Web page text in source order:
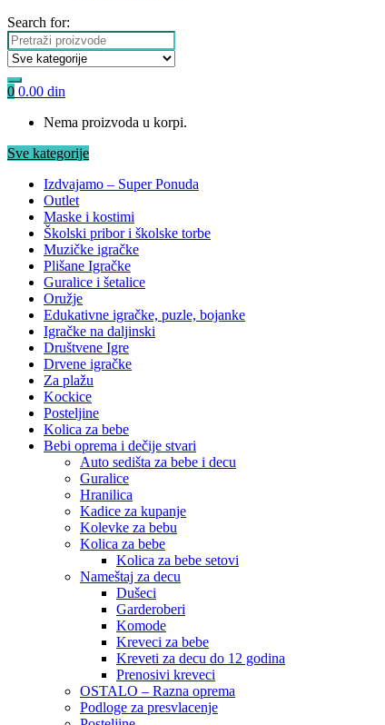
Search for:
0 0.00 din
Nema proizvoda u korpi.
Sve kategorije
Izdvajamo – Super Ponuda
Outlet
Maske i kostimi
Školski pribor i školske torbe
Muzičke igračke
Plišane Igračke
Guralice i šetalice
Oružje
Edukativne igračke, puzle, bojanke
Igračke na daljinski
Društvene Igre
Drvene igračke
Za plažu
Kockice
Posteljine
Kolica za bebe
Bebi oprema i dečije stvari
Auto sedišta za bebe i decu
Guralice
Hranilica
Kadice za kupanje
Kolevke za bebu
Kolica za bebe
Kolica za bebe setovi
Nameštaj za decu
Dušeci
Garderoberi
Komode
Kreveci za bebe
Kreveti za decu do 12 godina
Prenosivi kreveci
OSTALO – Razna oprema
Podloge za presvlacenje